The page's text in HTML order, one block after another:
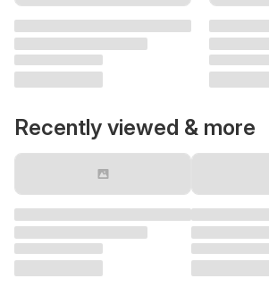
Recently viewed & more